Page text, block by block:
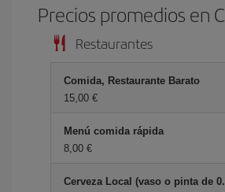
Precios promedios en
Restaurantes
Comida, Restaurante Barato
15,00 €
Menú comida rápida
8,00 €
Cerveza Local (vaso o pinta de